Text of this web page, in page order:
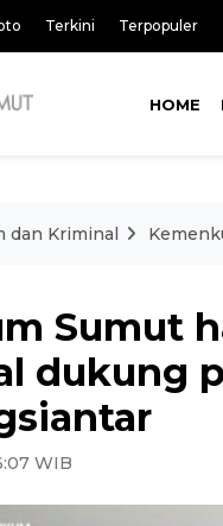
Terkini Terpopuler
HOME
dan Kriminal
Sumut
dukung
WIB